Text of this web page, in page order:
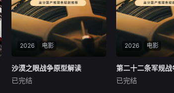
细腻，心灵手巧，
作各种美味可口的
理，当然主人和同
圆妹、光头老李
客，不过可爱的酥
它的特制料理。洋
活气息的工作室，
那倾尽真意制作的
一个人和可爱的小
2026 电影
沙漠之眼战争原型解读
未知
沙漠之眼战争原型解读
已完结
2026 电影
未知
第二十二条军规
已完结